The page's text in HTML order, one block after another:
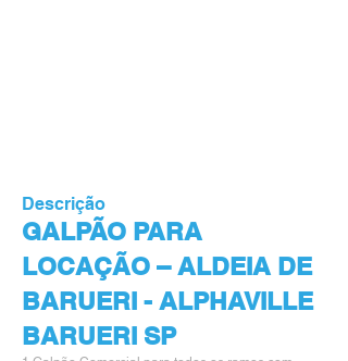
Descrição
GALPÃO PARA
LOCAÇÃO – ALDEIA DE
BARUERI - ALPHAVILLE
BARUERI SP